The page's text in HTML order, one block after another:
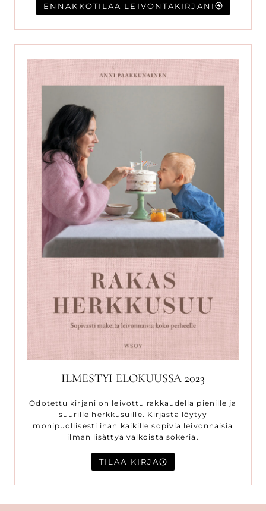
ENNAKKOTILAA LEIVONTAKIRJANI
ILMESTYI ELOKUUSSA 2023
Odotettu kirjani on leivottu rakkaudella pienille ja
suurille herkkusuille. Kirjasta löytyy
monipuollisesti ihan kaikille sopivia leivonnaisia
ilman lisättyä valkoista sokeria.
TILAA KIRJA